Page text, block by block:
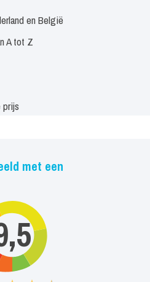
en België
A tot Z
prijs
met een